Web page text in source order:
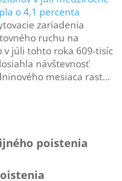
o 4,1 percenta
zariadenia
ruchu na
v júli tohto roka 609-tisíc
návštevnosť
mesiaca rast…
poistenia